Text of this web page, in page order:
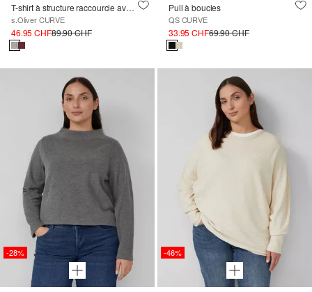
T-shirt à structure raccourcie avec manches 3/4
s.Oliver CURVE
46.95 CHF89.90 CHF
Pull à boucles
QS CURVE
33.95 CHF69.90 CHF
-28% -46%